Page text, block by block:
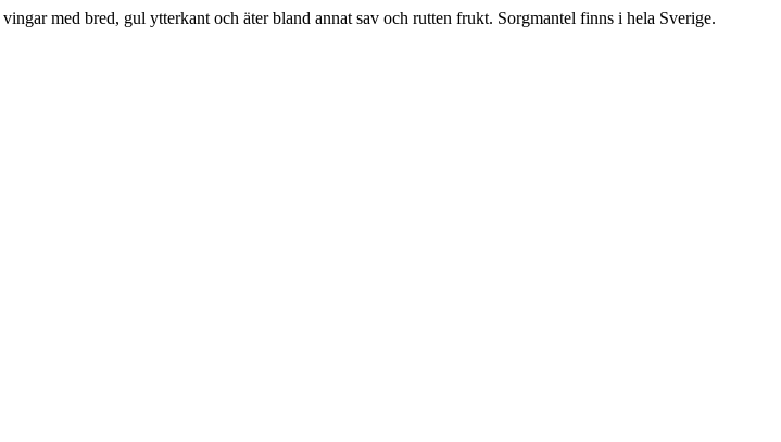
med bred, gul ytterkant och äter bland annat sav och rutten frukt. Sorgmantel finns i hela Sverige.